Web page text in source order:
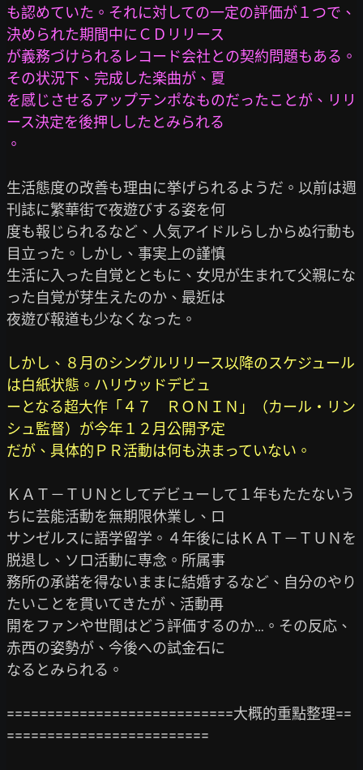
も認めていた。それに対しての一定の評価が１つで、
決められた期間中にＣＤリリース
が義務づけられるレコード会社との契約問題もある。
その状況下、完成した楽曲が、夏
を感じさせるアップテンポなものだったことが、リリ
ース決定を後押ししたとみられる
。
生活態度の改善も理由に挙げられるようだ。以前は週
刊誌に繁華街で夜遊びする姿を何
度も報じられるなど、人気アイドルらしからぬ行動も
目立った。しかし、事実上の謹慎
生活に入った自覚とともに、女児が生まれて父親にな
った自覚が芽生えたのか、最近は
夜遊び報道も少なくなった。
しかし、８月のシングルリリース以降のスケジュール
は白紙状態。ハリウッドデビュ
ーとなる超大作「４７　ＲＯＮＩＮ」（カール・リン
シュ監督）が今年１２月公開予定
だが、具体的ＰＲ活動は何も決まっていない。
ＫＡＴ－ＴＵＮとしてデビューして１年もたたないう
ちに芸能活動を無期限休業し、ロ
サンゼルスに語学留学。４年後にはＫＡＴ－ＴＵＮを
脱退し、ソロ活動に専念。所属事
務所の承諾を得ないままに結婚するなど、自分のやり
たいことを貫いてきたが、活動再
開をファンや世間はどう評価するのか…。その反応、
赤西の姿勢が、今後への試金石に
なるとみられる。
============================大概的重點整理==
=========================